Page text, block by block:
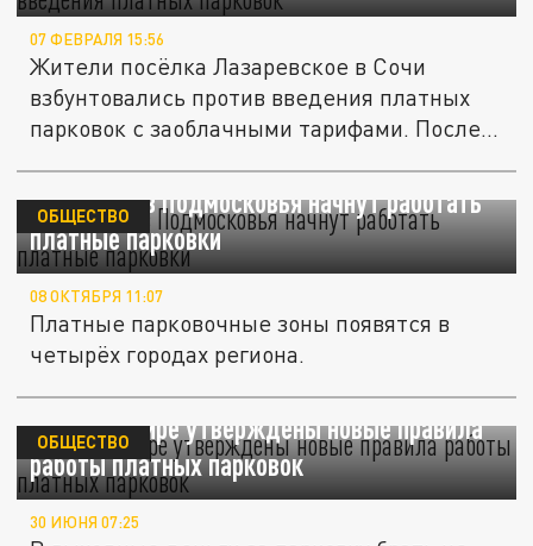
07 ФЕВРАЛЯ 15:56
Жители посёлка Лазаревское в Сочи
взбунтовались против введения платных
парковок с заоблачными тарифами. После...
С 1 ноября в Подмосковья начнут работать
платные парковки
ОБЩЕСТВО
08 ОКТЯБРЯ 11:07
Платные парковочные зоны появятся в
четырёх городах региона.
Во Владимире утверждены новые правила
работы платных парковок
ОБЩЕСТВО
30 ИЮНЯ 07:25